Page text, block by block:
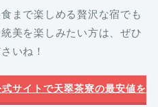
まで楽しめる贅沢な宿でも
美を楽しみたい方は、ぜひ
いね！
サイトで天翠茶寮の最安値を